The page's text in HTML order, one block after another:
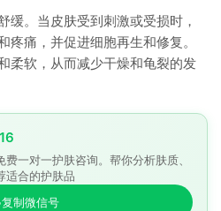
缓。当皮肤受到刺激或受损时，
疼痛，并促进细胞再生和修复。
柔软，从而减少干燥和龟裂的发
一对一护肤咨询。帮你分析肤质、
适合的护肤品
复制微信号